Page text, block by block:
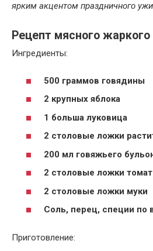
ярким акцентом праздничного
Рецепт мясного
Ингредиенты:
500 граммов говядины
2 крупных яблока
1 больша луковица
2 столовые ложки
200 мл говяжьего
2 столовые ложки
2 столовые ложки муки
Соль, перец, специи по
Приготовление: